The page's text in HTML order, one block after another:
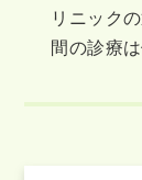
リニック
間の診療